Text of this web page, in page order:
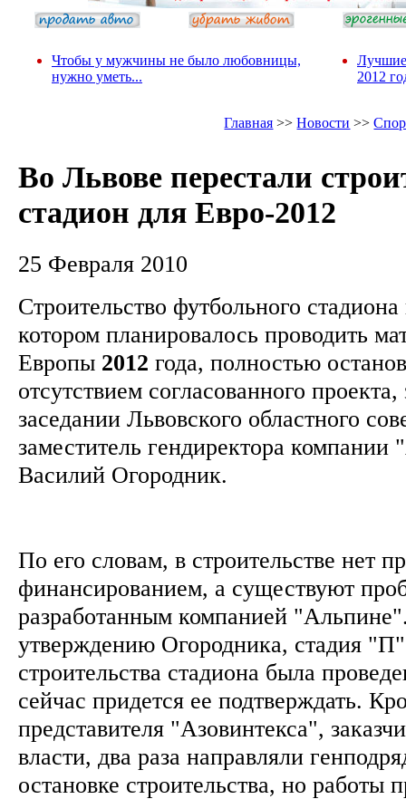
Чтобы у мужчины не было любовницы,
нужно уметь...
Лучшие
2012
Главная >>Новости >>
Во Львове перестали
стадион для Евро-2012
25 Февраля 2010
Строительство футбольного
котором планировалось проводить
Европы 2012 года, полностью
отсутствием согласованного
заседании Львовского областного
заместитель гендиректора компании
Василий Огородник.
По его словам, в строительстве нет
финансированием, а существуют
разработанным компанией
утверждению Огородника, стадия
строительства стадиона была
сейчас придется ее подтверждать.
представителя "Азовинтекса",
власти, два раза направляли
остановке строительства, но работы